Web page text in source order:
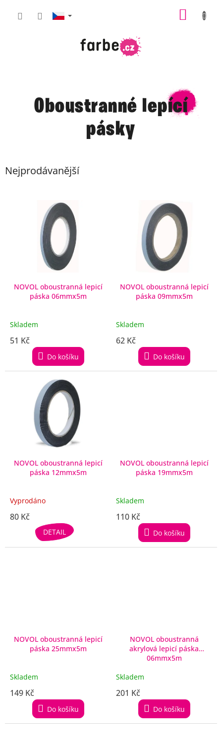
Oboustranné lepící
pásky
Nejprodávanější
ů
NOVOL oboustranná lepicí
páska 06mmx5m
Skladem
51 Kč
Do košíku
NOVOL oboustranná lepicí
páska 09mmx5m
Skladem
62 Kč
Do košíku
NOVOL oboustranná lepicí
páska 12mmx5m
Vyprodáno
80 Kč
DETAIL
NOVOL oboustranná lepicí
páska 19mmx5m
Skladem
110 Kč
Do košíku
NOVOL oboustranná lepicí
páska 25mmx5m
Skladem
149 Kč
Do košíku
NOVOL oboustranná
akrylová lepicí páska
06mmx5m
Skladem
201 Kč
Do košíku